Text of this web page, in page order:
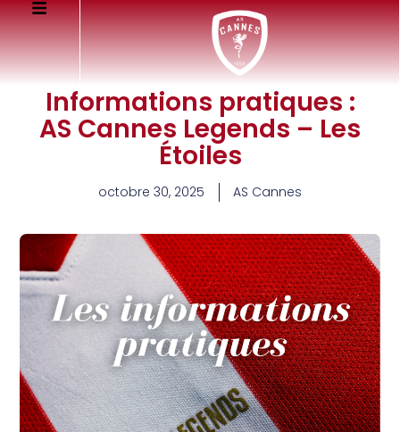
Informations pratiques :
AS Cannes Legends – Les
Étoiles
octobre 30, 2025 AS Cannes